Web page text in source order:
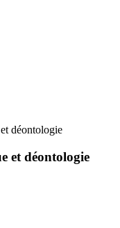
déontologie
et déontologie